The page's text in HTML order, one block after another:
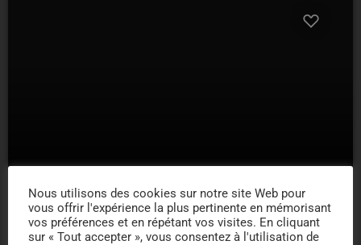
Nous utilisons des cookies sur notre site Web pour
vous offrir l'expérience la plus pertinente en mémorisant
vos préférences et en répétant vos visites. En cliquant
sur « Tout accepter », vous consentez à l'utilisation de